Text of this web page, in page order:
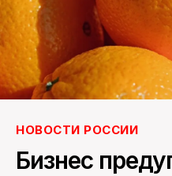
НОВОСТИ РОССИИ
Бизнес